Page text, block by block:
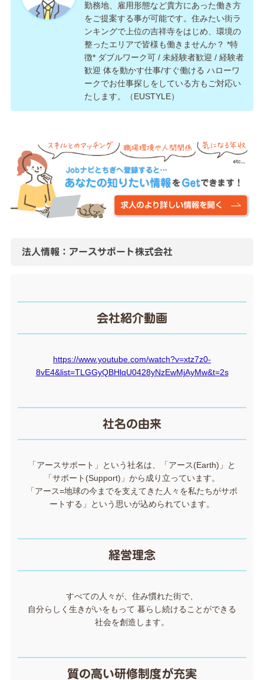
勤務地、雇用形態など貴方にあった働き方
をご提案する事が可能です。住みたい街ラ
ンキングで上位の吉祥寺をはじめ、環境の
整ったエリアで皆様も働きませんか？ *特
徴* ダブルワーク可 / 未経験者歓迎 / 経験者
歓迎 体を動かす仕事/すぐ働ける ハローワ
ークでお仕事探しをしている方もご対応い
たします。（EUSTYLE）
法人情報：アースサポート株式会社
会社紹介動画
https://www.youtube.com/watch?v=xtz7z0-
8vE4&list=TLGGyQBHlqU0428yNzEwMjAyMw&t=2s
社名の由来
「アースサポート」という社名は、「アース(Earth)」と
「サポート(Support)」から成り立っています。
「アース=地球の今までを支えてきた人々を私たちがサポ
ートする」という思いが込められています。
経営理念
すべての人々が、住み慣れた街で、
自分らしく生きがいをもって 暮らし続けることができる
社会を創造します。
質の高い研修制度が充実